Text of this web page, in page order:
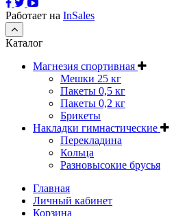
Работает на InSales
Каталог
Магнезия спортивная
Мешки 25 кг
Пакеты 0,5 кг
Пакеты 0,2 кг
Брикеты
Накладки гимнастические
Перекладина
Кольца
Разновысокие брусья
Главная
Личный кабинет
Корзина